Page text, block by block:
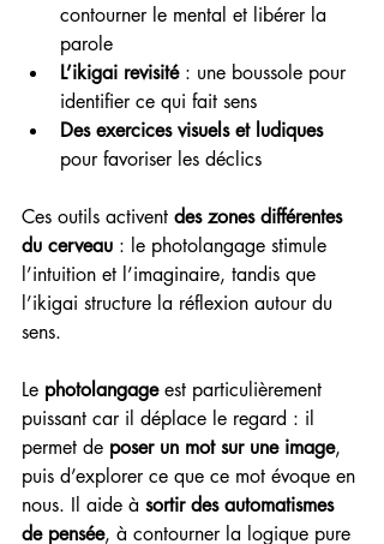
contourner le mental et libérer la
parole
L’ikigai revisité : une boussole pour
identifier ce qui fait sens
Des exercices visuels et ludiques
pour favoriser les déclics
Ces outils activent des zones différentes
du cerveau : le photolangage stimule
l’intuition et l’imaginaire, tandis que
l’ikigai structure la réflexion autour du
sens.
Le photolangage est particulièrement
puissant car il déplace le regard : il
permet de poser un mot sur une image,
puis d’explorer ce que ce mot évoque en
nous. Il aide à sortir des automatismes
de pensée, à contourner la logique pure